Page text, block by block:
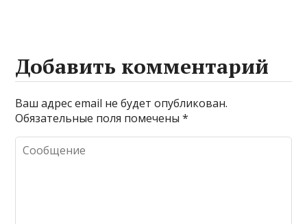
Добавить комментарий
Ваш адрес email не будет опубликован.
Обязательные поля помечены*